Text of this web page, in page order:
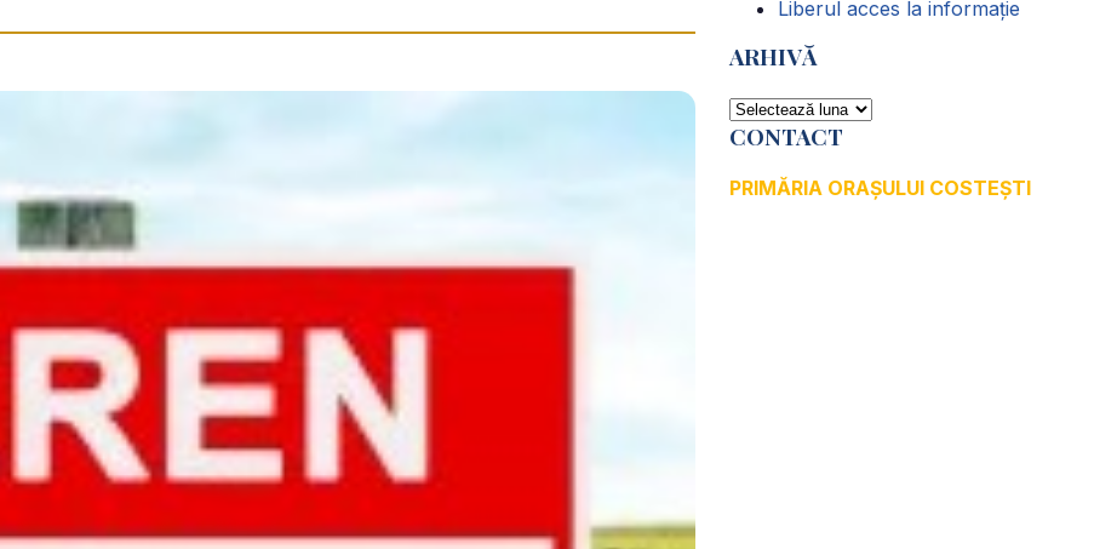
Liberul acces la informație
ARHIVĂ
ARHIVĂ
CONTACT
PRIMĂRIA ORAȘULUI COSTEȘTI